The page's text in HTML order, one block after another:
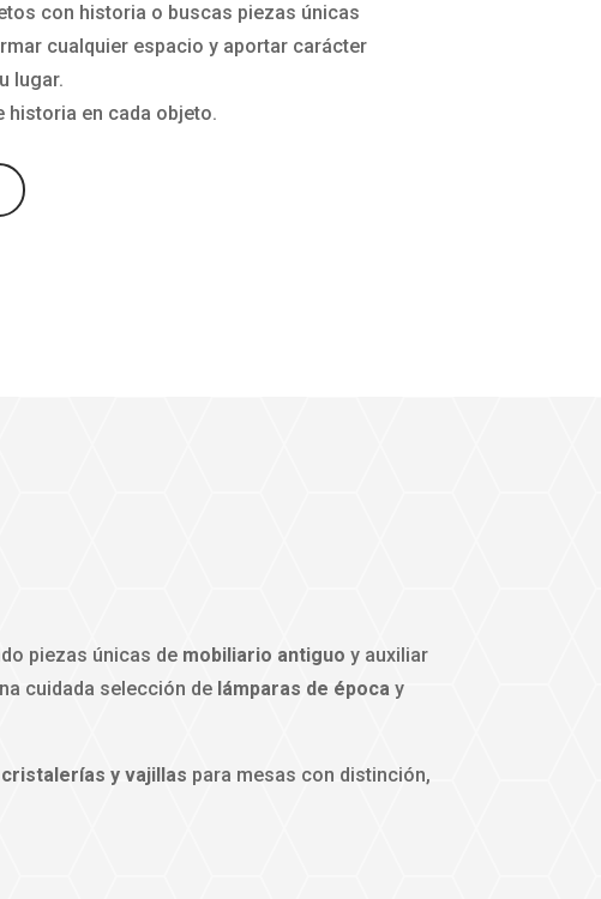
con historia o buscas piezas únicas
cualquier espacio y aportar carácter
lugar.
historia en cada objeto.
piezas únicas de mobiliario antiguo y auxiliar
cuidada selección de lámparas de época y
cristalerías y vajillas para mesas con distinción,